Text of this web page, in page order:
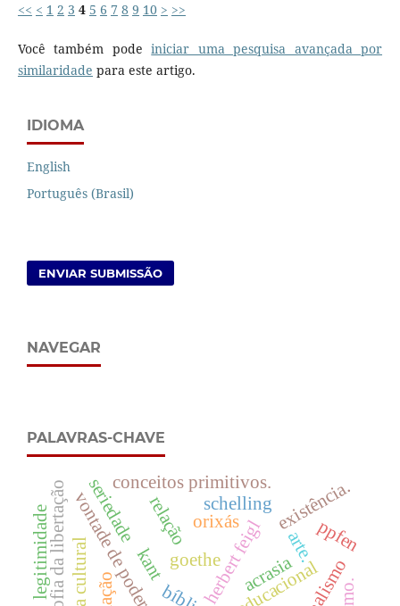
<< < 1 2 3 4 5 6 7 8 9 10 > >>
Você também podeiniciar uma pesquisa avançada por
similaridade para este artigo.
IDIOMA
English
Português (Brasil)
ENVIAR SUBMISSÃO
NAVEGAR
PALAVRAS-CHAVE
kant herbert feigl
relação
vontade de poder acrasia
conceitos primitivos.
filosofia da libertação arte.
schelling existência.
legitimidade goethe
seriedade ppfen
orixás